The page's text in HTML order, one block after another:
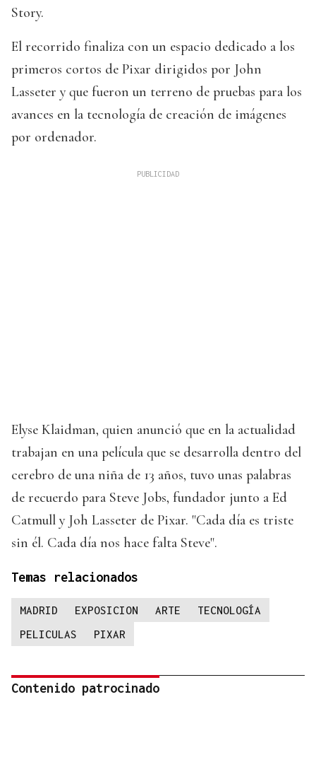
Story.
El recorrido finaliza con un espacio dedicado a los
primeros cortos de Pixar dirigidos por John
Lasseter y que fueron un terreno de pruebas para los
avances en la tecnología de creación de imágenes
por ordenador.
Elyse Klaidman, quien anunció que en la actualidad
trabajan en una película que se desarrolla dentro del
cerebro de una niña de 13 años, tuvo unas palabras
de recuerdo para Steve Jobs, fundador junto a Ed
Catmull y Joh Lasseter de Pixar. "Cada día es triste
sin él. Cada día nos hace falta Steve".
Temas relacionados
MADRID EXPOSICION ARTE
TECNOLOGÍA
PELICULAS
PIXAR
Contenido patrocinado